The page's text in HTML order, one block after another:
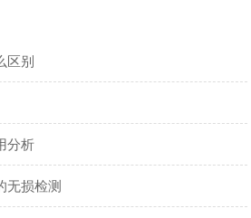
区别
分析
无损检测